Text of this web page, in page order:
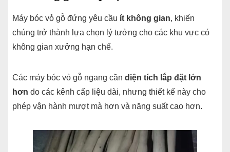
Máy bóc vỏ gỗ đứng yêu cầu ít không gian, khiến
chúng trở thành lựa chọn lý tưởng cho các khu vực có
không gian xưởng hạn chế.
Các máy bóc vỏ gỗ ngang cần diện tích lắp đặt lớn
hơn do các kênh cấp liệu dài, nhưng thiết kế này cho
phép vận hành mượt mà hơn và năng suất cao hơn.